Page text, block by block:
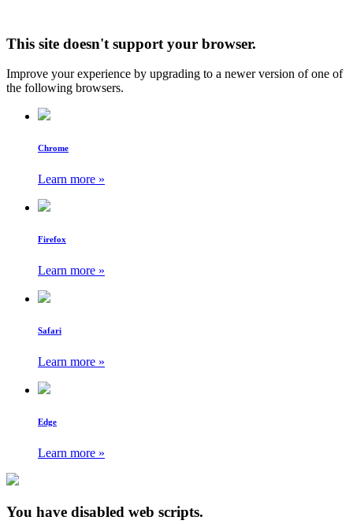
This site doesn't support your browser.
Improve your experience by upgrading to a newer version of one of
the following browsers.
Chrome
Learn more »
Firefox
Learn more »
Safari
Learn more »
Edge
Learn more »
You have disabled web scripts.